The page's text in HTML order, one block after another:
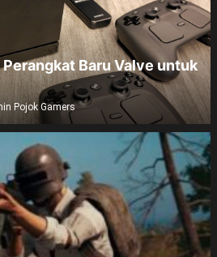
Baru Valve untuk
Pojok Gamers